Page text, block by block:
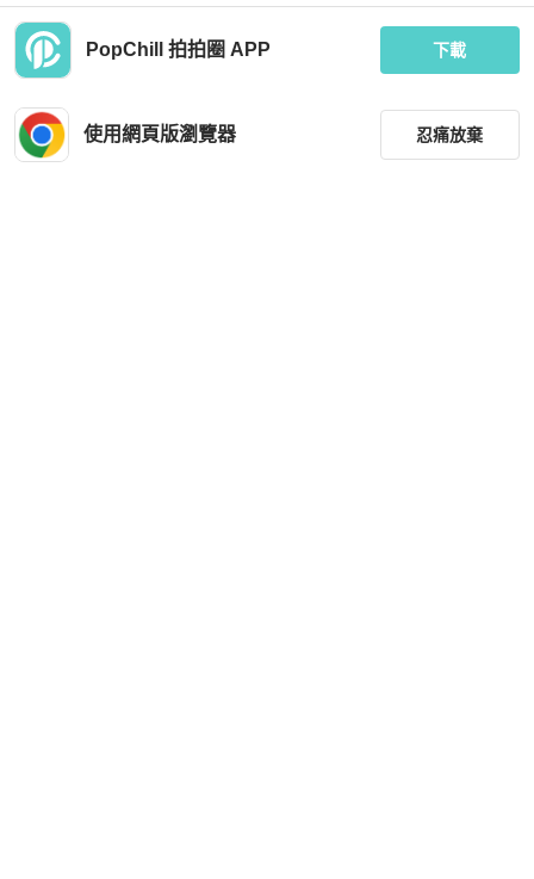
PopChill 拍拍圈 APP 下載
使用網頁版瀏覽器 忍痛放棄